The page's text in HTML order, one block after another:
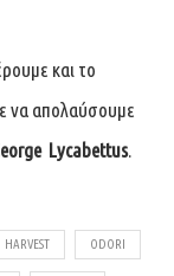
και το
να απολαύσουμε
Lycabettus.
HARVEST ODORI